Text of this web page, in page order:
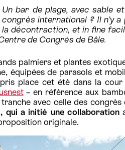
Un bar de plage, avec sable
congrès international ? Il n’y
la décontraction, et in fine
de Congrès de Bâle.
palmiers et plantes
équipées de parasols et
place cet été dans la
– en référence aux
avec celle des congrès
qui a initié une collaboration
originale.